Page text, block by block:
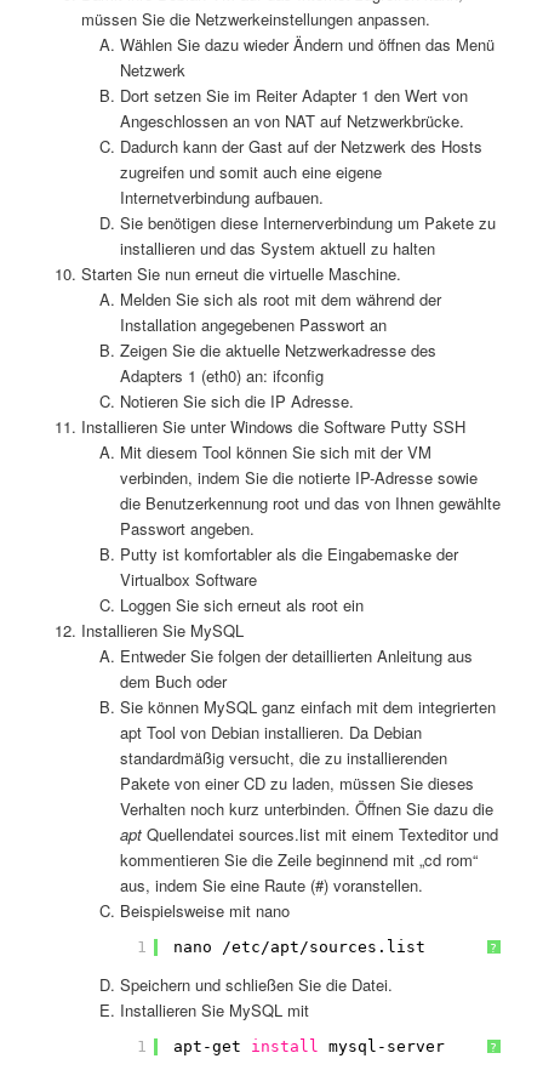
müssen Sie die Netzwerkeinstellungen anpassen.
Wählen Sie dazu wieder Ändern und öffnen das Menü
Netzwerk
Dort setzen Sie im Reiter Adapter 1 den Wert von
Angeschlossen an von NAT auf Netzwerkbrücke.
Dadurch kann der Gast auf der Netzwerk des Hosts
zugreifen und somit auch eine eigene
Internetverbindung aufbauen.
Sie benötigen diese Internerverbindung um Pakete zu
installieren und das System aktuell zu halten
Starten Sie nun erneut die virtuelle Maschine.
Melden Sie sich als root mit dem während der
Installation angegebenen Passwort an
Zeigen Sie die aktuelle Netzwerkadresse des
Adapters 1 (eth0) an: ifconfig
Notieren Sie sich die IP Adresse.
Installieren Sie unter Windows die Software Putty SSH
Mit diesem Tool können Sie sich mit der VM
verbinden, indem Sie die notierte IP-Adresse sowie
die Benutzerkennung root und das von Ihnen gewählte
Passwort angeben.
Putty ist komfortabler als die Eingabemaske der
Virtualbox Software
Loggen Sie sich erneut als root ein
Installieren Sie MySQL
Entweder Sie folgen der detaillierten Anleitung aus
dem Buch oder
Sie können MySQL ganz einfach mit dem integrierten
apt Tool von Debian installieren. Da Debian
standardmäßig versucht, die zu installierenden
Pakete von einer CD zu laden, müssen Sie dieses
Verhalten noch kurz unterbinden. Öffnen Sie dazu die
apt Quellendatei sources.list mit einem Texteditor und
kommentieren Sie die Zeile beginnend mit „cd rom“
aus, indem Sie eine Raute (#) voranstellen.
Beispielsweise mit nano
?
1 nano /etc/apt/sources .list
Speichern und schließen Sie die Datei.
Installieren Sie MySQL mit
?
1 apt-get install mysql-server